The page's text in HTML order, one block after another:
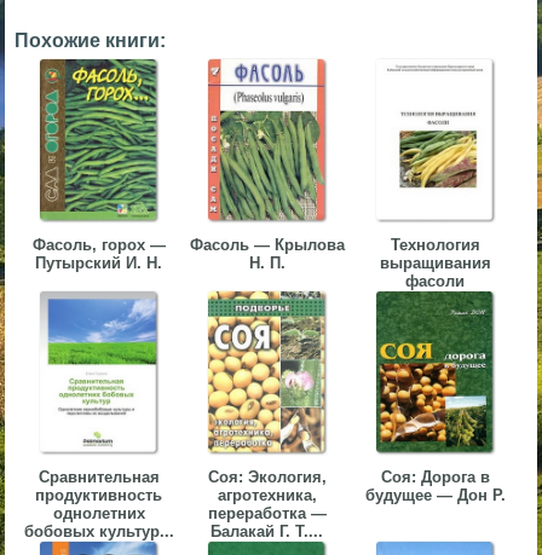
Похожие книги:
Фасоль, горох —
Путырский И. Н.
Фасоль — Крылова
H. П.
Технология
выращивания
фасоли
Сравнительная
продуктивность
однолетних
бобовых культур...
Соя: Экология,
агротехника,
переработка —
Балакай Г. Т....
Соя: Дорога в
будущее — Дон Р.
▼
▼
▼
▼